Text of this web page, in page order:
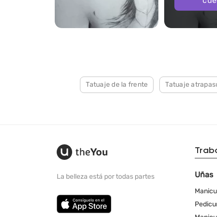
Tatuaje de la frente Tatuaje
La belleza está por todas partes Uñas